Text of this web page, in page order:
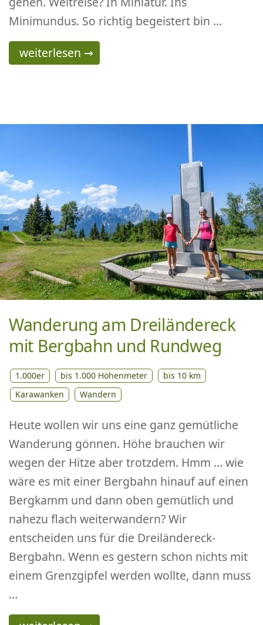
Minimundus. So richtig begeistert bin …
Minimundus Klagenfurt – Weltreise in 80
weiterlesen →
Wanderung am Dreiländereck
mit Bergbahn und Rundweg
1.000er bis 1.000 Höhenmeter
bis 10 km
Karawanken
Wandern
Heute wollen wir uns eine ganz gemütliche
Wanderung gönnen. Höhe brauchen wir
wegen der Hitze aber trotzdem. Hmm … wie
wäre es mit einer Bergbahn hinauf auf einen
Bergkamm und dann oben gemütlich und
nahezu flach weiterwandern? Wir
entscheiden uns für die Dreiländereck-
Bergbahn. Wenn es gestern schon nichts mit
einem Grenzgipfel werden wollte, dann muss
…